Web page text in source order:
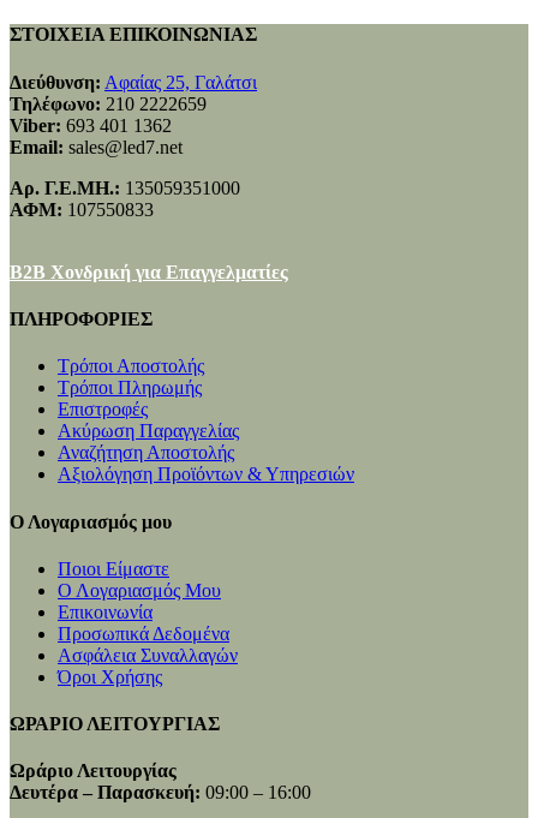
ΣΤΟΙΧΕΙΑ ΕΠΙΚΟΙΝΩΝΙΑΣ
Διεύθυνση: Αφαίας 25, Γαλάτσι
Τηλέφωνο: 210 2222659
Viber: 693 401 1362
Email: sales@led7.net
Αρ. Γ.Ε.ΜΗ.: 135059351000
ΑΦΜ: 107550833
B2B Χονδρική για Επαγγελματίες
ΠΛΗΡΟΦΟΡΙΕΣ
Τρόποι Αποστολής
Τρόποι Πληρωμής
Επιστροφές
Ακύρωση Παραγγελίας
Αναζήτηση Αποστολής
Αξιολόγηση Προϊόντων & Υπηρεσιών
Ο Λογαριασμός μου
Ποιοι Είμαστε
Ο Λογαριασμός Μου
Επικοινωνία
Προσωπικά Δεδομένα
Ασφάλεια Συναλλαγών
Όροι Χρήσης
ΩΡΑΡΙΟ ΛΕΙΤΟΥΡΓΙΑΣ
Ωράριο Λειτουργίας
Δευτέρα – Παρασκευή: 09:00 – 16:00